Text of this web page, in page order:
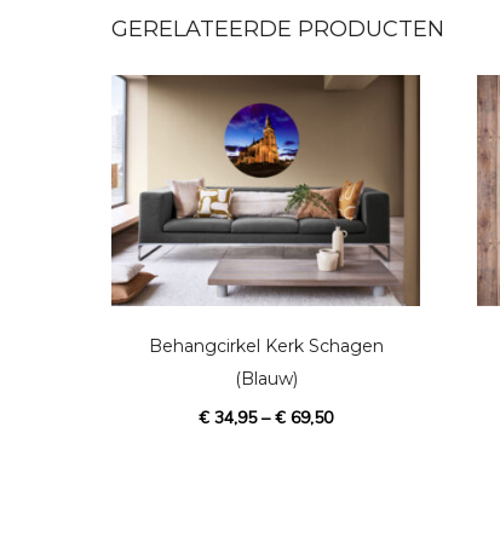
GERELATEERDE PRODUCTEN
Behangcirkel Kerk Schagen
(Blauw)
€ 34,95–€ 69,50
D
i
t